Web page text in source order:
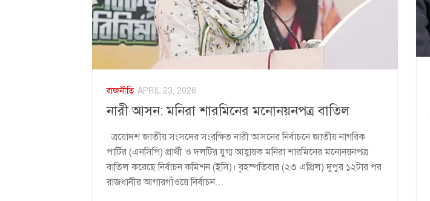
রাজনীতি APRIL 23, 2026
নারী আসন: মনিরা শারমিনের মনোনয়নপত্র বাতিল
ত্রয়োদশ জাতীয় সংসদের সংরক্ষিত নারী আসনের নির্বাচনে জাতীয় নাগরিক
পার্টির (এনসিপি) প্রার্থী ও দলটির যুগ্ম আহ্বায়ক মনিরা শারমিনের মনোনয়নপত্র
বাতিল করেছে নির্বাচন কমিশন (ইসি)। বৃহস্পতিবার (২৩ এপ্রিল) দুপুর ১২টার পর
রাজধানীর আগারগাঁওয়ে নির্বাচন...